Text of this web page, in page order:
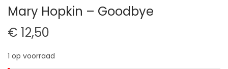
Mary Hopkin – Goodbye
€ 12,50
1 op voorraad